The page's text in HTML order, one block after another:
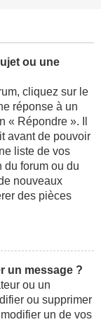
ou une
cliquez sur le
réponse à un
« Répondre ». Il
avant de pouvoir
liste de vos
du forum ou du
nouveaux
des pièces
un message ?
ou un
ou supprimer
un de vos